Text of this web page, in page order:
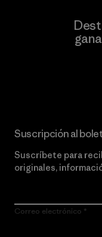
Suscripción al
Suscríbete para
originales,
Correo electrónico